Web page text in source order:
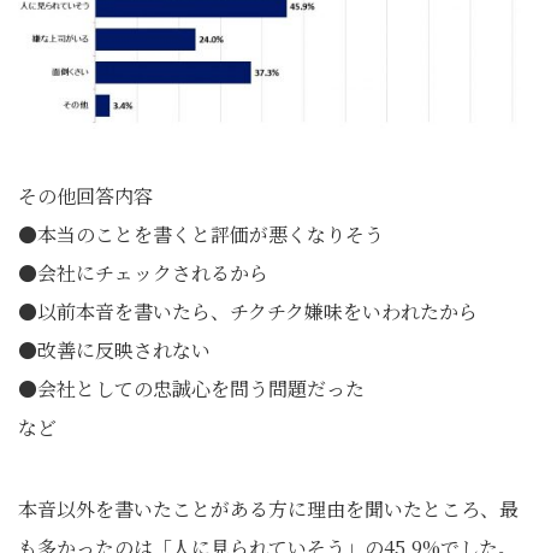
その他回答内容
●本当のことを書くと評価が悪くなりそう
●会社にチェックされるから
●以前本音を書いたら、チクチク嫌味をいわれたから
●改善に反映されない
●会社としての忠誠心を問う問題だった
など
本音以外を書いたことがある方に理由を聞いたところ、最